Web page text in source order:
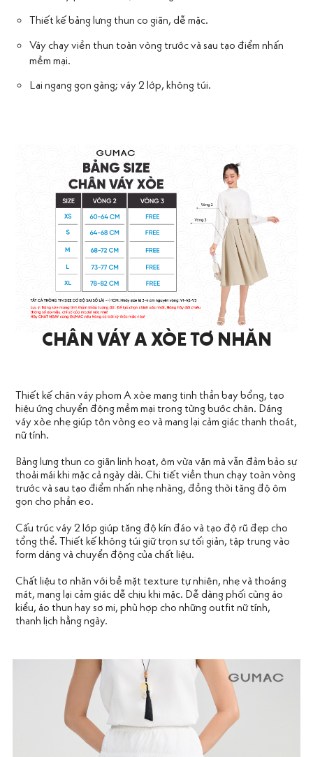
Thiết kế bảng lưng thun co giãn, dễ mặc.
Váy chạy viền thun toàn vòng trước và sau tạo điểm nhấn
mềm mại.
Lai ngang gọn gàng; váy 2 lớp, không túi.
CHÂN VÁY A XÒE TƠ NHĂN
Thiết kế chân váy phom A xòe mang tinh thần bay bổng, tạo
hiệu ứng chuyển động mềm mại trong từng bước chân. Dáng
váy xòe nhẹ giúp tôn vòng eo và mang lại cảm giác thanh thoát,
nữ tính.
Bảng lưng thun co giãn linh hoạt, ôm vừa vặn mà vẫn đảm bảo sự
thoải mái khi mặc cả ngày dài. Chi tiết viền thun chạy toàn vòng
trước và sau tạo điểm nhấn nhẹ nhàng, đồng thời tăng độ ôm
gọn cho phần eo.
Cấu trúc váy 2 lớp giúp tăng độ kín đáo và tạo độ rũ đẹp cho
tổng thể. Thiết kế không túi giữ trọn sự tối giản, tập trung vào
form dáng và chuyển động của chất liệu.
Chất liệu tơ nhăn với bề mặt texture tự nhiên, nhẹ và thoáng
mát, mang lại cảm giác dễ chịu khi mặc. Dễ dàng phối cùng áo
kiểu, áo thun hay sơ mi, phù hợp cho những outfit nữ tính,
thanh lịch hằng ngày.